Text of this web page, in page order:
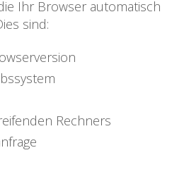
Ihr Browser automatisch
sind:
Rechners